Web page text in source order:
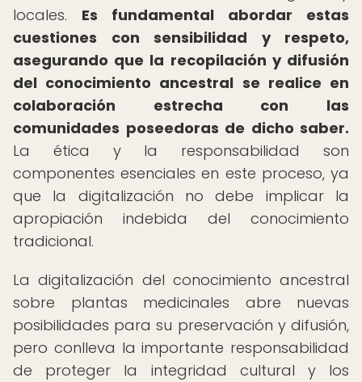
locales. Es fundamental abordar estas
cuestiones con sensibilidad y respeto,
asegurando que la recopilación y difusión
del conocimiento ancestral se realice en
colaboración estrecha con las
comunidades poseedoras de dicho saber.
La ética y la responsabilidad son
componentes esenciales en este proceso, ya
que la digitalización no debe implicar la
apropiación indebida del conocimiento
tradicional.
La digitalización del conocimiento ancestral
sobre plantas medicinales abre nuevas
posibilidades para su preservación y difusión,
pero conlleva la importante responsabilidad
de proteger la integridad cultural y los